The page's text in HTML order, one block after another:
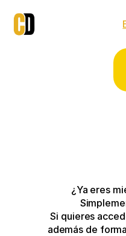
¿Ya eres
Si quieres
además de